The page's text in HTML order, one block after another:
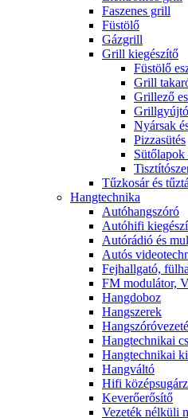
Faszenes grill
Füstölő
Gázgrill
Grill kiegészítő
Füstölő
Grill
Grillező
Nyársak
Pizzasütés
Sütőlapok
Tűzkosár és
Hangtechnika
Autóhangszóró
Autóhifi
Autórádió és
Autós
Fejhallgató,
FM modulátor,
Hangdoboz
Hangszerek
Hangtechnikai
Hangtechnikai
Hangváltó
Hifi
Keverőerősítő
Vezeték nélküli